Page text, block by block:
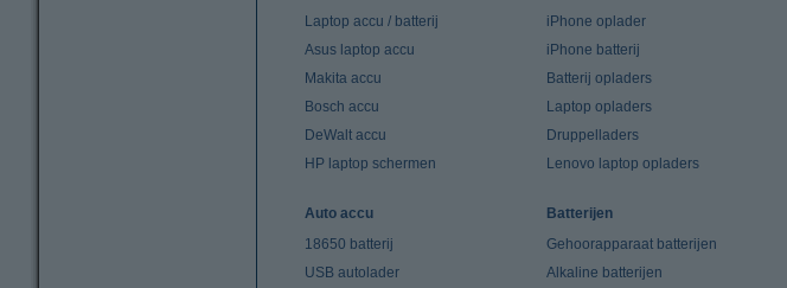
Laptop accu / batterij
Asus laptop accu
Makita accu
Bosch accu
DeWalt accu
HP laptop schermen
iPhone oplader
iPhone batterij
Batterij opladers
Laptop opladers
Druppelladers
Lenovo laptop opladers
Auto accu
18650 batterij
USB autolader
Batterijen
Gehoorapparaat batterijen
Alkaline batterijen